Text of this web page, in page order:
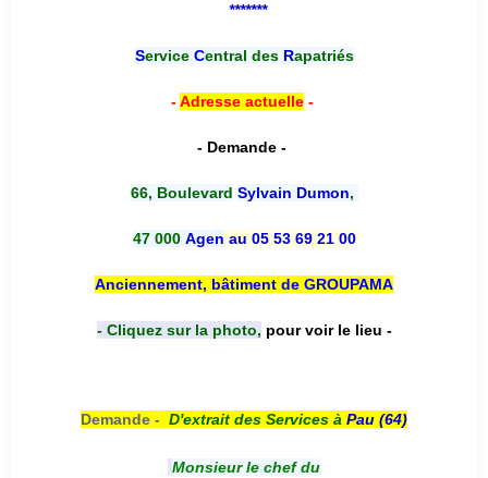
*******
Service Central desRapatriés
-Adresse actuelle-
- Demande -
66, Boulevard Sylvain Dumon,
47 000 Agen au 05 53 69 21 00
Anciennement, bâtiment de GROUPAMA
- Cliquez sur la photo, pour voir le lieu -
Demande - D'extrait des Services à Pau (64)
Monsieur le chef du